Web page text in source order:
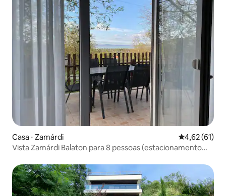
Casa ⋅ Zamárdi 4,62 de uma
4,62 (61)
Vista Zamárdi Balaton para 8 pessoas (estacionamento